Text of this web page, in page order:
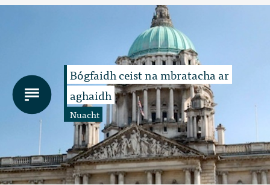
Bógfaidh ceist na mbratacha ar
aghaidh
Nuacht